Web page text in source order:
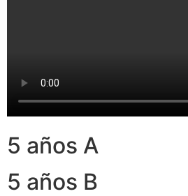
5 años A
5 años B